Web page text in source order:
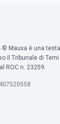
© Mauxa è una
il Tribunale di
ROC n. 23259.